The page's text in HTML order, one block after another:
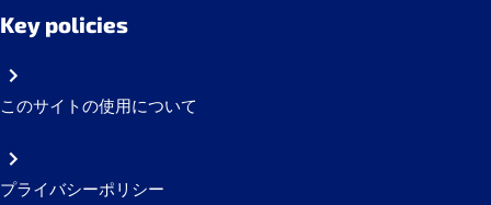
Key policies
このサイトの使用について
プライバシーポリシー